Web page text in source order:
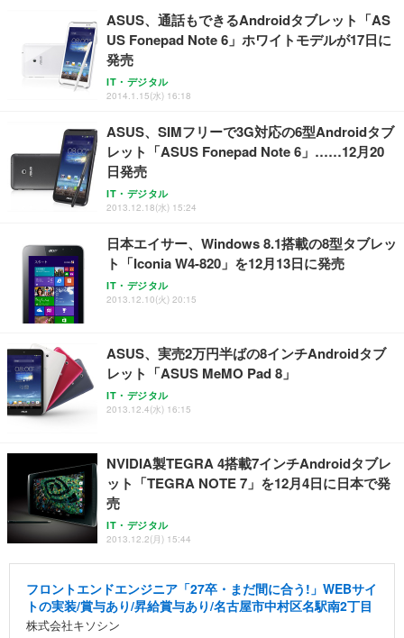
ASUS、通話もできるAndroidタブレット「AS
US Fonepad Note 6」ホワイトモデルが17日に
発売
IT・デジタル
2014.1.15(水) 16:18
ASUS、SIMフリーで3G対応の6型Androidタブ
レット「ASUS Fonepad Note 6」……12月20
日発売
IT・デジタル
2013.12.18(水) 15:24
日本エイサー、Windows 8.1搭載の8型タブレッ
ト「Iconia W4-820」を12月13日に発売
IT・デジタル
2013.12.10(火) 20:15
ASUS、実売2万円半ばの8インチAndroidタブ
レット「ASUS MeMO Pad 8」
IT・デジタル
2013.12.4(水) 16:15
NVIDIA製TEGRA 4搭載7インチAndroidタブレ
ット「TEGRA NOTE 7」を12月4日に日本で発
売
IT・デジタル
2013.12.2(月) 15:44
フロントエンドエンジニア「27卒・まだ間に合う!」WEBサイ
トの実装/賞与あり/昇給賞与あり/名古屋市中村区名駅南2丁目
株式会社キソシン